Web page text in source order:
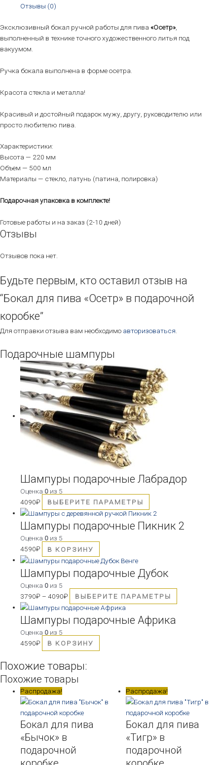
Отзывы (0)
Эксклюзивный бокал ручной работы для пива «Осетр»,
выполненный в технике точного художественного литья под
вакуумом.
Ручка бокала выполнена в форме осетра.
Красота стекла и металла!
Красивый и достойный подарок мужу, другу, руководителю или
просто любителю пива.
Характеристики:
Высота — 220 мм
Объем — 500 мл
Материалы — стекло, латунь (патина, полировка)
Подарочная упаковка в комплекте!
Готовые работы и на заказ (2-10 дней)
Отзывы
Отзывов пока нет.
Будьте первым, кто оставил отзыв на
“Бокал для пива «Осетр» в подарочной
коробке”
Для отправки отзыва вам необходимо авторизоваться
Подарочные шампуры
Шампуры подарочные Лабрадор
Оценка 0 из 5
4090₽ ВЫБЕРИТЕ ПАРАМЕТРЫ
товар
имеет
несколько
Опции
товара.
Шампуры подарочные Пикник 2
Оценка 0 из 5
4590₽ В КОРЗИНУ
Шампуры подарочные Дубок
Оценка 0 из 5
3790₽ –4090₽ ВЫБЕРИТЕ ПАРАМЕТРЫ
вариаций.
Шампуры подарочные Африка
Оценка 0 из 5
4590₽ В КОРЗИНУ
Похожие товары:
Похожие товары
Распродажа!
Бокал для пива
«Бычок» в
подарочной
Первоначальная
цена
составляла
7590₽.
цена:
5890₽.
Распродажа!
Бокал для пива
«Тигр» в
подарочной
Первоначальная
цена
составляла
7590₽.
Текущая
цена:
5990₽.